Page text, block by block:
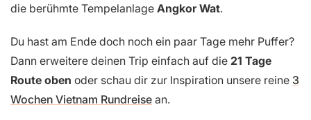
die berühmte Tempelanlage Angkor Wat.
Du hast am Ende doch noch ein paar Tage mehr Puffer?
Dann erweitere deinen Trip einfach auf die 21 Tage
Route oben oder schau dir zur Inspiration unsere reine 3
Wochen Vietnam Rundreise an.